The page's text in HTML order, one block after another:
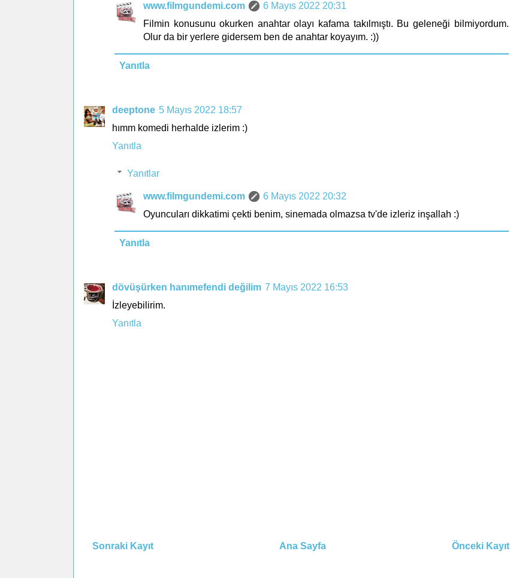
www.filmgundemi.com
6 Mayıs 2022 20:31
Filmin konusunu okurken anahtar olayı kafama takılmıştı. Bu geleneği bilmiyordum.
Olur da bir yerlere gidersem ben de anahtar koyayım. :))
Yanıtla
deeptone 5 Mayıs 2022 18:57
hımm komedi herhalde izlerim :)
Yanıtla
Yanıtlar
www.filmgundemi.com
6 Mayıs 2022 20:32
Oyuncuları dikkatimi çekti benim, sinemada olmazsa tv'de izleriz inşallah :)
Yanıtla
dövüşürken hanımefendi değilim 7 Mayıs 2022 16:53
İzleyebilirim.
Yanıtla
Sonraki Kayıt Önceki Kayıt
Ana Sayfa